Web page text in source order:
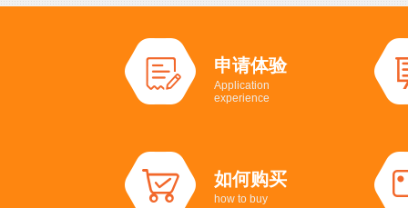
申请体验
Application
experience
如何购买
how to buy